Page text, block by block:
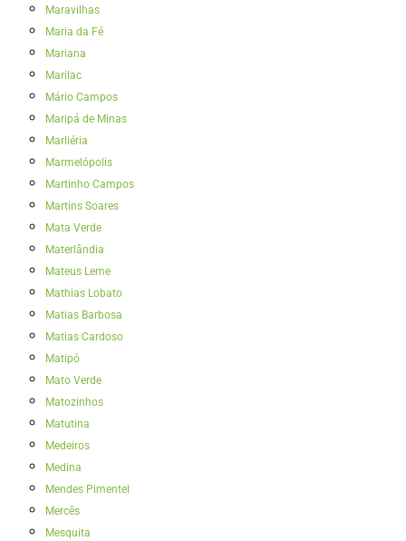
Maravilhas
Maria da Fé
Mariana
Marilac
Mário Campos
Maripá de Minas
Marliéria
Marmelópolis
Martinho Campos
Martins Soares
Mata Verde
Materlândia
Mateus Leme
Mathias Lobato
Matias Barbosa
Matias Cardoso
Matipó
Mato Verde
Matozinhos
Matutina
Medeiros
Medina
Mendes Pimentel
Mercês
Mesquita